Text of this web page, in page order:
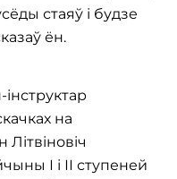
стаяў і будзе
ён.
на
Літвіновіч
І і ІІ ступеней